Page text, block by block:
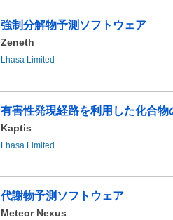
強制分解物予測ソフトウェア
Zeneth
Lhasa Limited
有害性発現経路を利用した化合
Kaptis
Lhasa Limited
代謝物予測ソフトウェア
Meteor Nexus